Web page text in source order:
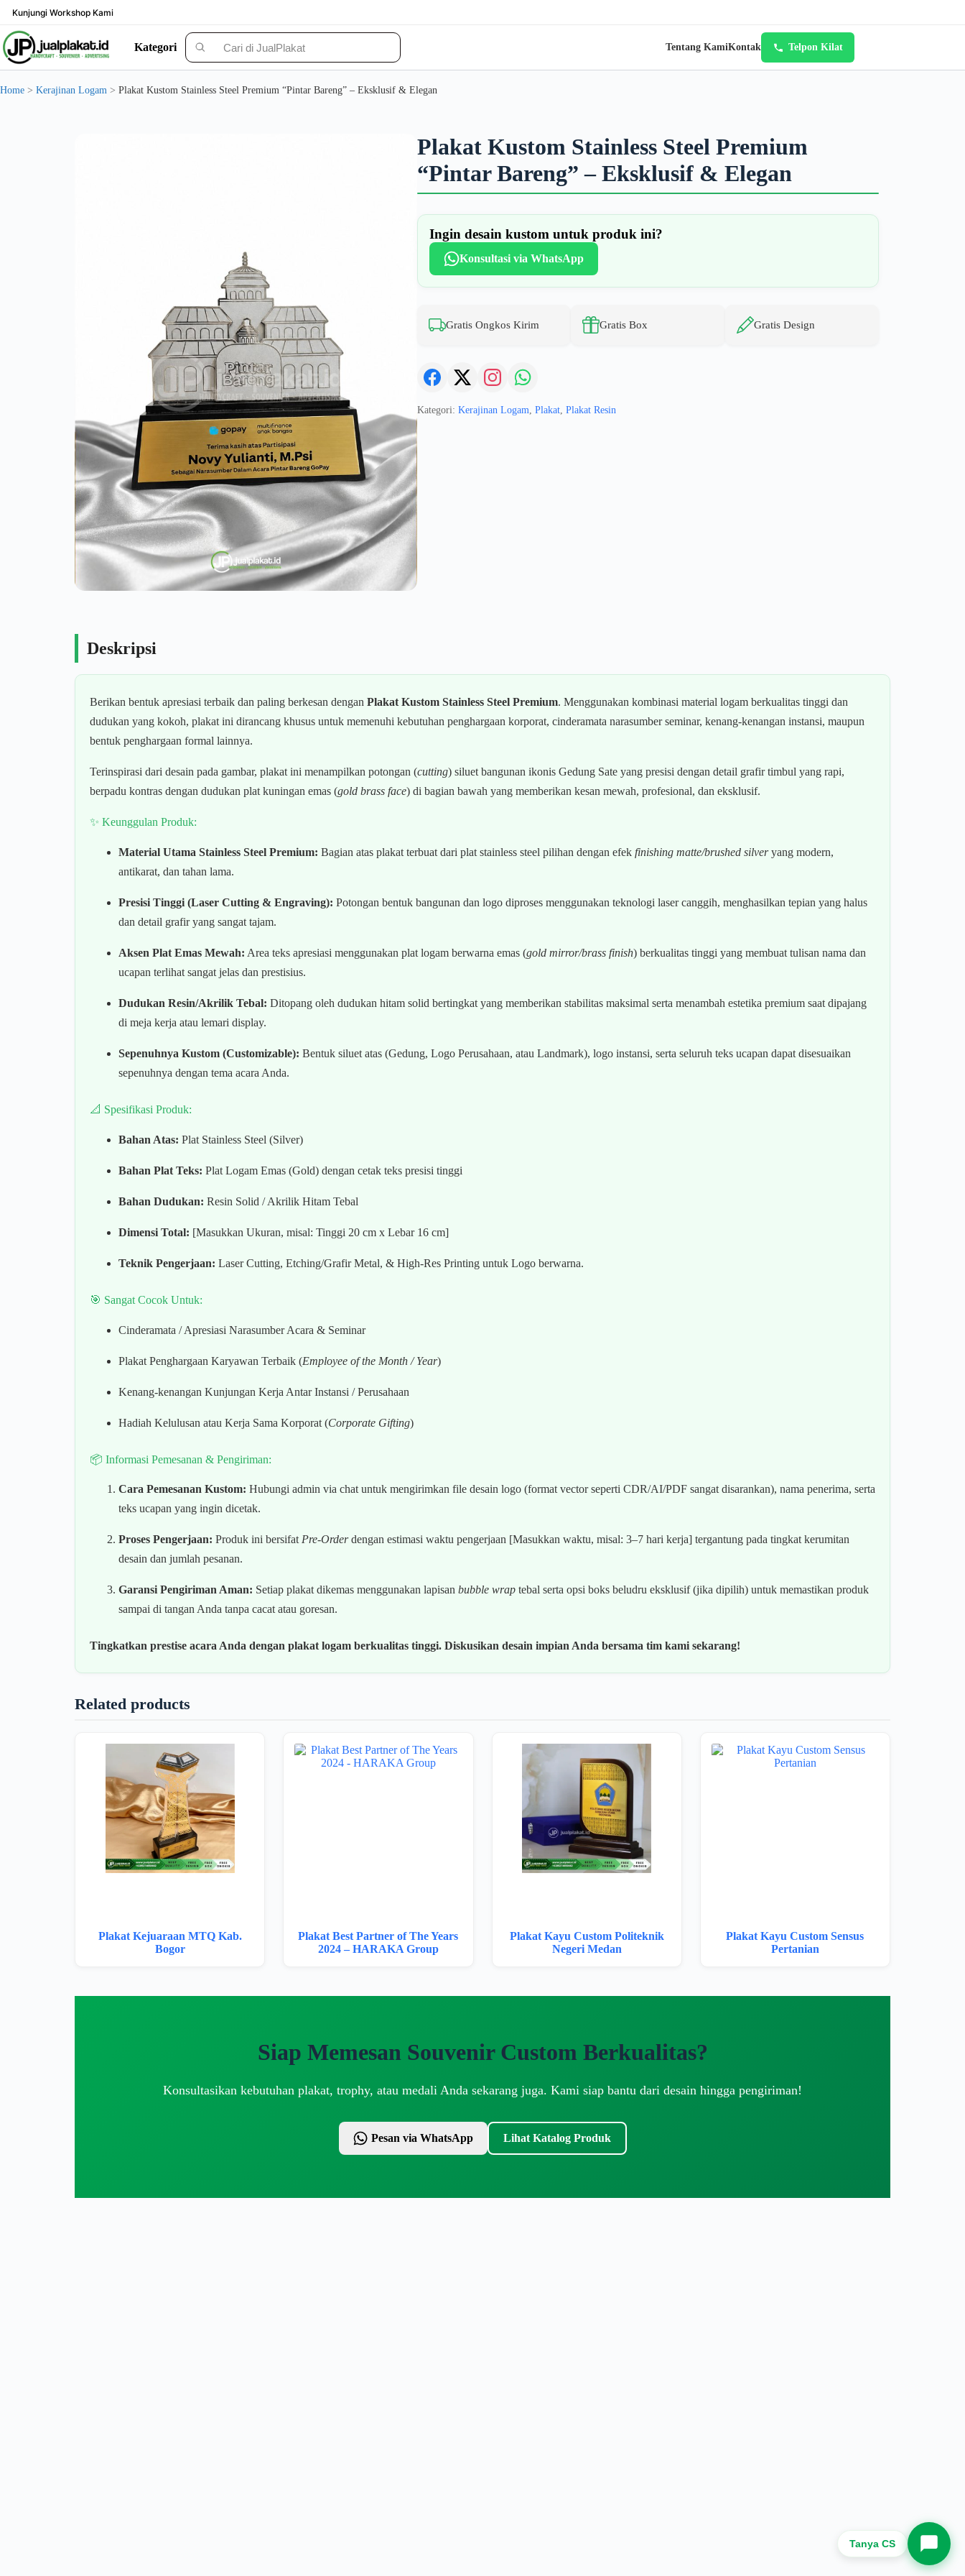
content
Kunjungi Workshop Kami
Solusi Custom Plakat Nomer 1 di Indonesia - jualplakat.id
Kategori Tentang KamiKontak Telpon Kilat
Home > Kerajinan Logam > Plakat Kustom Stainless Steel Premium “Pintar Bareng” – Eksklusif & Elegan
Plakat Kustom Stainless Steel Premium
“Pintar Bareng” – Eksklusif & Elegan
Ingin desain kustom untuk produk ini?
Konsultasi via WhatsApp
Gratis Ongkos Kirim Gratis Box Gratis Design
Kategori:Kerajinan Logam ,Plakat ,Plakat Resin
Deskripsi
Berikan bentuk apresiasi terbaik dan paling berkesan dengan Plakat Kustom Stainless Steel Premium. Menggunakan kombinasi material logam berkualitas tinggi dan
dudukan yang kokoh, plakat ini dirancang khusus untuk memenuhi kebutuhan penghargaan korporat, cinderamata narasumber seminar, kenang-kenangan instansi, maupun
bentuk penghargaan formal lainnya.
Terinspirasi dari desain pada gambar, plakat ini menampilkan potongan (cutting) siluet bangunan ikonis Gedung Sate yang presisi dengan detail grafir timbul yang rapi,
berpadu kontras dengan dudukan plat kuningan emas (gold brass face) di bagian bawah yang memberikan kesan mewah, profesional, dan eksklusif.
✨ Keunggulan Produk:
Material Utama Stainless Steel Premium: Bagian atas plakat terbuat dari plat stainless steel pilihan dengan efek finishing matte/brushed silveryang modern,
antikarat, dan tahan lama.
Presisi Tinggi (Laser Cutting & Engraving): Potongan bentuk bangunan dan logo diproses menggunakan teknologi laser canggih, menghasilkan tepian yang halus
dan detail grafir yang sangat tajam.
Aksen Plat Emas Mewah: Area teks apresiasi menggunakan plat logam berwarna emas (gold mirror/brass finish) berkualitas tinggi yang membuat tulisan nama dan
ucapan terlihat sangat jelas dan prestisius.
Dudukan Resin/Akrilik Tebal: Ditopang oleh dudukan hitam solid bertingkat yang memberikan stabilitas maksimal serta menambah estetika premium saat dipajang
di meja kerja atau lemari display.
Sepenuhnya Kustom (Customizable): Bentuk siluet atas (Gedung, Logo Perusahaan, atau Landmark), logo instansi, serta seluruh teks ucapan dapat disesuaikan
sepenuhnya dengan tema acara Anda.
📐 Spesifikasi Produk:
Bahan Atas: Plat Stainless Steel (Silver)
Bahan Plat Teks: Plat Logam Emas (Gold) dengan cetak teks presisi tinggi
Bahan Dudukan: Resin Solid / Akrilik Hitam Tebal
Dimensi Total: [Masukkan Ukuran, misal: Tinggi 20 cm x Lebar 16 cm]
Teknik Pengerjaan: Laser Cutting, Etching/Grafir Metal, & High-Res Printing untuk Logo berwarna.
🎯 Sangat Cocok Untuk:
Cinderamata / Apresiasi Narasumber Acara & Seminar
Plakat Penghargaan Karyawan Terbaik (Employee of the Month / Year)
Kenang-kenangan Kunjungan Kerja Antar Instansi / Perusahaan
Hadiah Kelulusan atau Kerja Sama Korporat (Corporate Gifting)
📦 Informasi Pemesanan & Pengiriman:
Cara Pemesanan Kustom: Hubungi admin via chat untuk mengirimkan file desain logo (format vector seperti CDR/AI/PDF sangat disarankan), nama penerima, serta
teks ucapan yang ingin dicetak.
Proses Pengerjaan: Produk ini bersifat Pre-Orderdengan estimasi waktu pengerjaan [Masukkan waktu, misal: 3–7 hari kerja] tergantung pada tingkat kerumitan
desain dan jumlah pesanan.
Garansi Pengiriman Aman: Setiap plakat dikemas menggunakan lapisan bubble wrap tebal serta opsi boks beludru eksklusif (jika dipilih) untuk memastikan produk
sampai di tangan Anda tanpa cacat atau goresan.
Tingkatkan prestise acara Anda dengan plakat logam berkualitas tinggi. Diskusikan desain impian Anda bersama tim kami sekarang!
Related products
Plakat Kejuaraan MTQ Kab.
Bogor
Plakat Best Partner of The Years
2024 – HARAKA Group
Plakat Kayu Custom Politeknik
Negeri Medan
Plakat Kayu Custom Sensus
Pertanian
Siap Memesan Souvenir Custom Berkualitas?
Konsultasikan kebutuhan plakat, trophy, atau medali Anda sekarang juga. Kami siap bantu dari desain hingga pengiriman!
Pesan via WhatsApp Lihat Katalog Produk
Tanya CS